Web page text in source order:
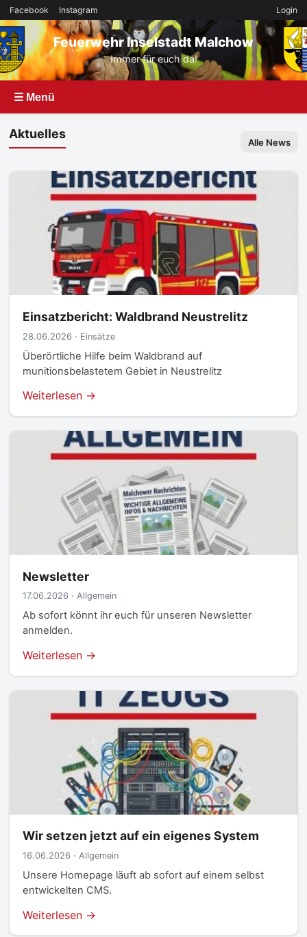
Facebook Instagram Login
Feuerwehr Inselstadt Malchow
Immer für euch da!
☰ Menü
Aktuelles
Alle News
Einsatzbericht: Waldbrand Neustrelitz
28.06.2026 · Einsätze
Überörtliche Hilfe beim Waldbrand auf
munitionsbelastetem Gebiet in Neustrelitz
Weiterlesen →
Newsletter
17.06.2026 · Allgemein
Ab sofort könnt ihr euch für unseren Newsletter
anmelden.
Weiterlesen →
Wir setzen jetzt auf ein eigenes System
16.06.2026 · Allgemein
Unsere Homepage läuft ab sofort auf einem selbst
entwickelten CMS.
Weiterlesen →